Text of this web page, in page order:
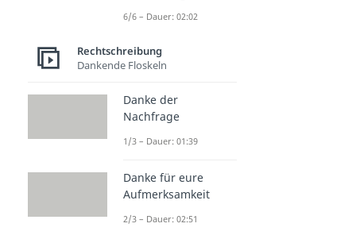
6/6 – Dauer: 02:02
Rechtschreibung
Dankende Floskeln
Danke der
Nachfrage
1/3 – Dauer: 01:39
Danke für eure
Aufmerksamkeit
2/3 – Dauer: 02:51